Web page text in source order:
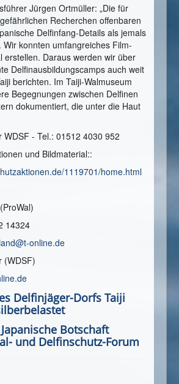
Jürgen Ortmüller: „Die für
Recherchen offenbaren
Delfinfang-Details als jemals
konnten umfangreiches Film-
erstellen. Daraus werden wir über
Delfinausbildungscamps auch weit
berichten. Im Taiji-Walmuseum
Begegnungen zwischen Delfinen
dokumentiert, die unter die Haut
WDSF - Tel.: 01512 4030 952
und Bildmaterial::
1119701/home.html
14324
online.de
(WDSF)
Delfinjäger-Dorfs Taiji
Botschaft
und Delfinschutz-Forum